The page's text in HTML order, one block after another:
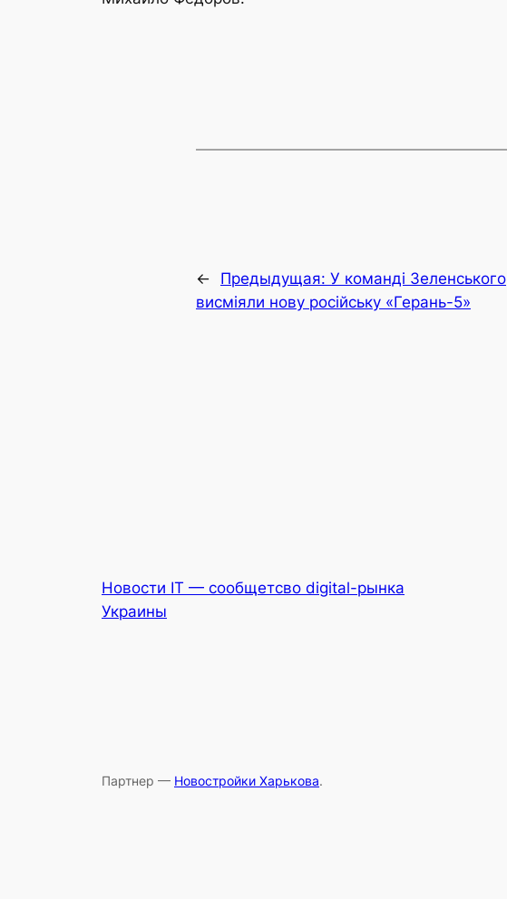
← Предыдущая: У команді Зеленського
висміяли нову російську «Герань-5»
Новости IT — сообщетсво digital-рынка
Украины
Партнер — Новостройки Харькова.